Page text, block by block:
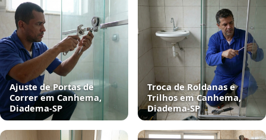
Ajuste de Portas de
Correr em Canhema,
Diadema‑SP
Troca de Roldanas e
Trilhos em Canhema,
Diadema‑SP